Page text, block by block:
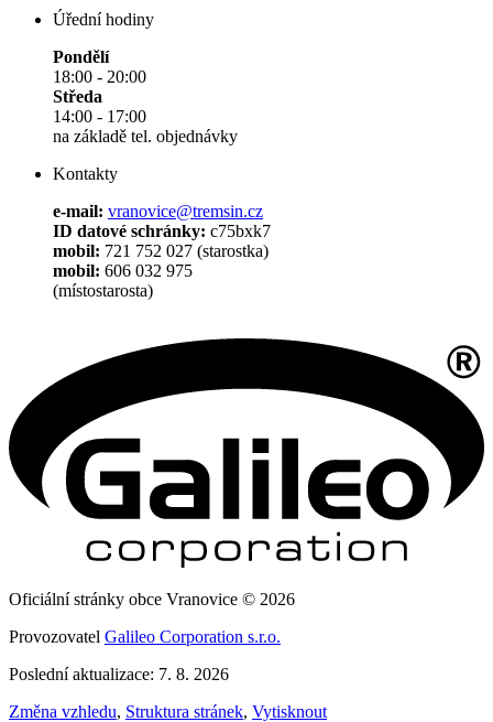
Úřední hodiny
Pondělí
18:00 - 20:00
Středa
14:00 - 17:00
na základě tel. objednávky
Kontakty
e-mail: vranovice@tremsin.cz
ID datové schránky: c75bxk7
mobil: 721 752 027 (starostka)
mobil: 606 032 975
(místostarosta)
Oficiální stránky obce Vranovice © 2026
Provozovatel Galileo Corporation s.r.o.
Poslední aktualizace: 7. 8. 2026
Změna vzhledu, Struktura stránek, Vytisknout